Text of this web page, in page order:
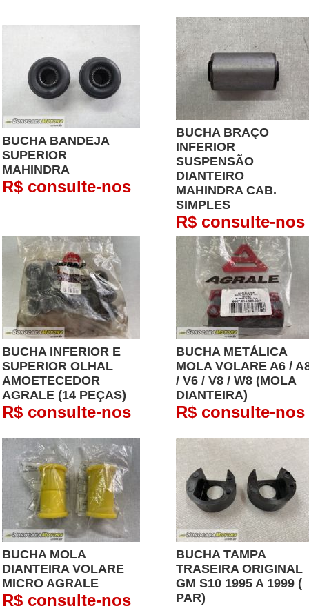
BUCHA BANDEJA
SUPERIOR
MAHINDRA
R$ consulte-nos
BUCHA BRAÇO
INFERIOR
SUSPENSÃO
DIANTEIRO
MAHINDRA CAB.
SIMPLES
R$ consulte-nos
BUCHA INFERIOR E
SUPERIOR OLHAL
AMOETECEDOR
AGRALE (14 PEÇAS)
R$ consulte-nos
BUCHA METÁLICA
MOLA VOLARE A6 /
/ V6 / V8 / W8 (MOLA
DIANTEIRA)
R$ consulte-nos
BUCHA MOLA
DIANTEIRA VOLARE
MICRO AGRALE
R$ consulte-nos
BUCHA TAMPA
TRASEIRA ORIGINAL
GM S10 1995 A 1999 (
PAR)